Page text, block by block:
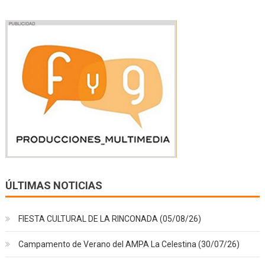
ÚLTIMAS NOTICIAS
FIESTA CULTURAL DE LA RINCONADA (05/08/26)
Campamento de Verano del AMPA La Celestina (30/07/26)